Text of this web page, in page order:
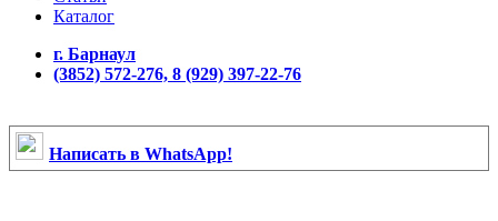
Каталог
г. Барнаул
(3852) 572-276, 8 (929) 397-22-76
Написать в WhatsApp!